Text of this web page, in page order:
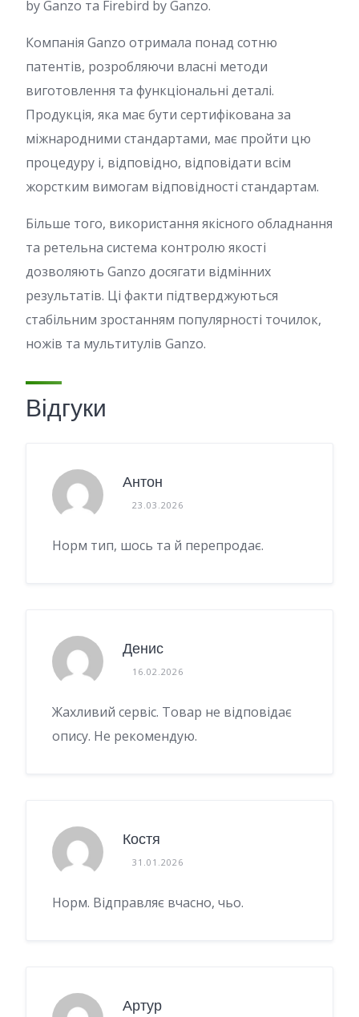
by Ganzo та Firebird by Ganzo.
Компанія Ganzo отримала понад сотню
патентів, розробляючи власні методи
виготовлення та функціональні деталі.
Продукція, яка має бути сертифікована за
міжнародними стандартами, має пройти цю
процедуру і, відповідно, відповідати всім
жорстким вимогам відповідності стандартам.
Більше того, використання якісного обладнання
та ретельна система контролю якості
дозволяють Ganzo досягати відмінних
результатів. Ці факти підтверджуються
стабільним зростанням популярності точилок,
ножів та мультитулів Ganzo.
Відгуки
Антон
23.03.2026
Норм тип, шось та й перепродає.
Денис
16.02.2026
Жахливий сервіс. Товар не відповідає
опису. Не рекомендую.
Костя
31.01.2026
Норм. Відправляє вчасно, чьо.
Артур